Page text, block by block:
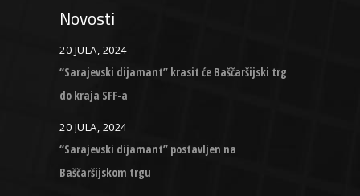
Novosti
20 JULA, 2024
“Sarajevski dijamant” krasit će Baščaršijski trg
do kraja SFF-a
20 JULA, 2024
“Sarajevski dijamant” postavljen na
Baščaršijskom trgu